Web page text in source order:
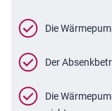
Die
Der
Die